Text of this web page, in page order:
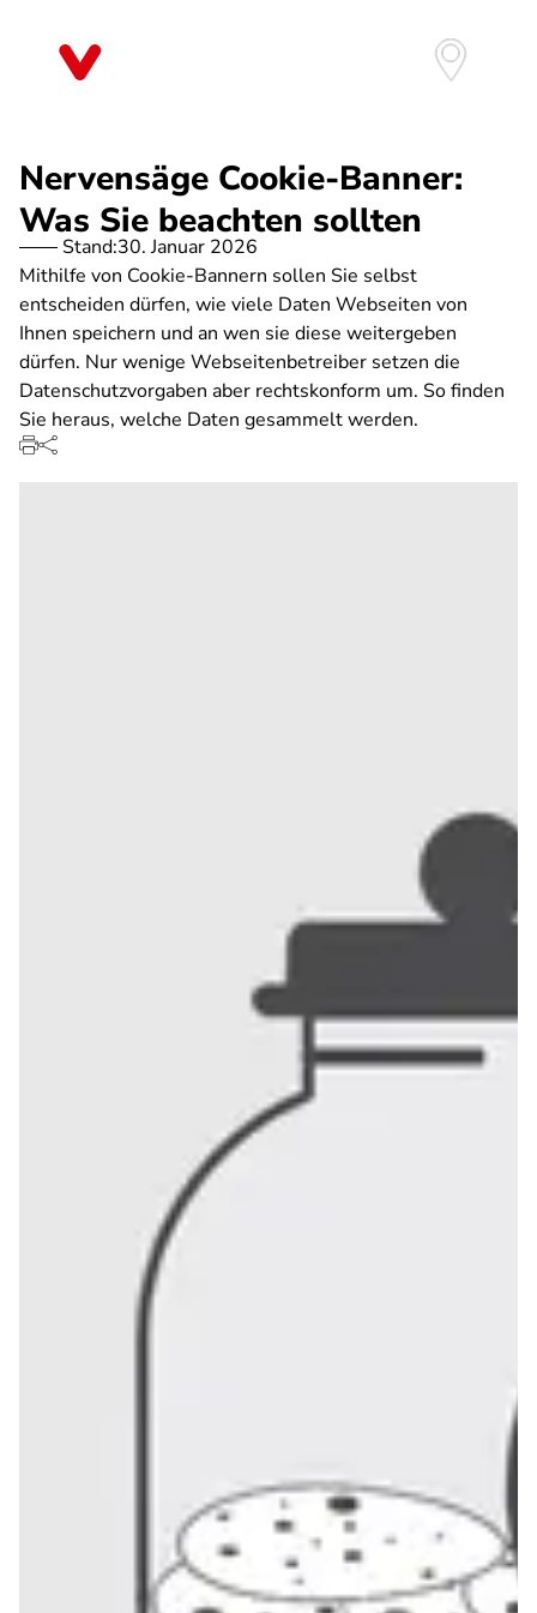
Nervensäge Cookie-Banner:
Was Sie beachten sollten
Stand:30. Januar 2026
Mithilfe von Cookie-Bannern sollen Sie selbst
entscheiden dürfen, wie viele Daten Webseiten von
Ihnen speichern und an wen sie diese weitergeben
dürfen. Nur wenige Webseitenbetreiber setzen die
Datenschutzvorgaben aber rechtskonform um. So finden
Sie heraus, welche Daten gesammelt werden.